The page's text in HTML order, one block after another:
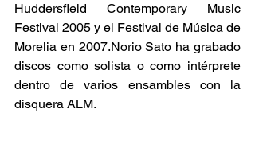
Huddersfield Contemporary Music
Festival 2005 y el Festival de Música de
Morelia en 2007.Norio Sato ha grabado
discos como solista o como intérprete
dentro de varios ensambles con la
disquera ALM.